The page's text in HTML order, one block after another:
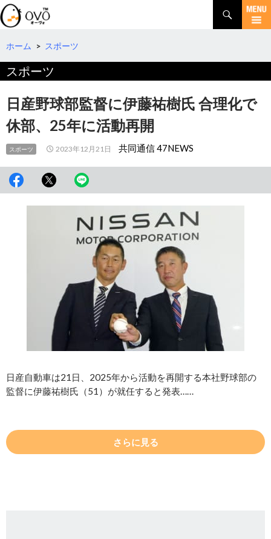
検
索
コ
テ
へ
ホーム > スポーツ
スポーツ
日産野球部監督に伊藤祐樹氏 合理化で
休部、25年に活動再開
スポーツ 2023年12月21日 共同通信 47NEWS
日産自動車は21日、2025年から活動を再開する本社野球部の
監督に伊藤祐樹氏（51）が就任すると発表……
さらに見る